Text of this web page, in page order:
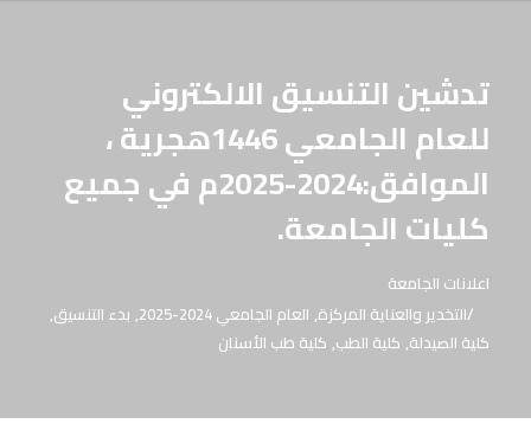
تدشين التنسيق الالكتروني
للعام الجامعي 1446هجرية ،
الموافق:2024-2025م في جميع
كليات الجامعة.
اعلانات الجامعة
التخدير والعناية المركزة, العام الجامعي 2024-2025 , بدء التنسيق,
كلية الصيدلة, كلية الطب, كلية طب الأسنان